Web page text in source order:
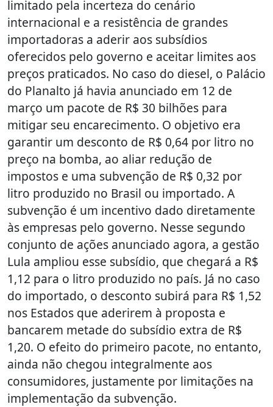
limitado pela incerteza do cenário
internacional e a resistência de grandes
importadoras a aderir aos subsídios
oferecidos pelo governo e aceitar limites aos
preços praticados. No caso do diesel, o Palácio
do Planalto já havia anunciado em 12 de
março um pacote de R$ 30 bilhões para
mitigar seu encarecimento. O objetivo era
garantir um desconto de R$ 0,64 por litro no
preço na bomba, ao aliar redução de
impostos e uma subvenção de R$ 0,32 por
litro produzido no Brasil ou importado. A
subvenção é um incentivo dado diretamente
às empresas pelo governo. Nesse segundo
conjunto de ações anunciado agora, a gestão
Lula ampliou esse subsídio, que chegará a R$
1,12 para o litro produzido no país. Já no caso
do importado, o desconto subirá para R$ 1,52
nos Estados que aderirem à proposta e
bancarem metade do subsídio extra de R$
1,20. O efeito do primeiro pacote, no entanto,
ainda não chegou integralmente aos
consumidores, justamente por limitações na
implementação da subvenção.